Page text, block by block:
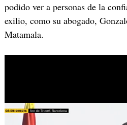
podido ver a personas de la
exilio, como su abogado,
Matamala.